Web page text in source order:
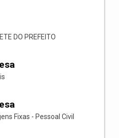
DO PREFEITO
Fixas - Pessoal Civil